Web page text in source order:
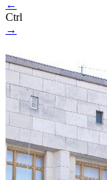
←
Ctrl
→